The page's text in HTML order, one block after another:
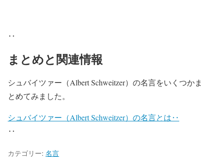
‥
まとめと関連情報
シュバイツァー（Albert Schweitzer）の名言をいくつかま
とめてみました。
シュバイツァー（Albert Schweitzer）の名言とは‥
‥
カテゴリー: 名言